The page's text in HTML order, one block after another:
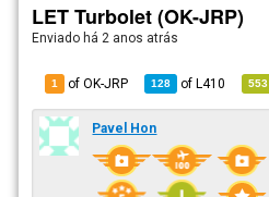
LET Turbolet (OK-JRP)
Enviado há 2 anos atrás
1 of OK-JRP 128 ofL410 553
Pavel Hon